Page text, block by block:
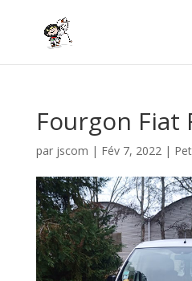
Fourgon Fiat
par jscom | Fév 7, 2022|